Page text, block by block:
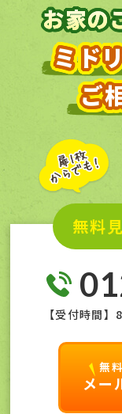
お家の
ミド
ご
無料
【受付時間
無
メー